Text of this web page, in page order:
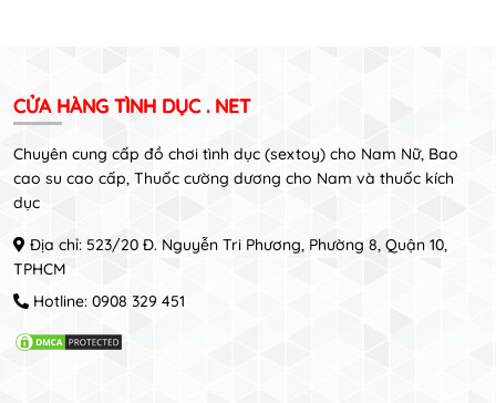
CỬA HÀNG TÌNH DỤC . NET
Chuyên cung cấp đồ chơi tình dục (sextoy) cho Nam Nữ, Bao
cao su cao cấp, Thuốc cường dương cho Nam và thuốc kích
dục
Địa chỉ: 523/20 Đ. Nguyễn Tri Phương, Phường 8, Quận 10,
TPHCM
Hotline: 0908 329 451